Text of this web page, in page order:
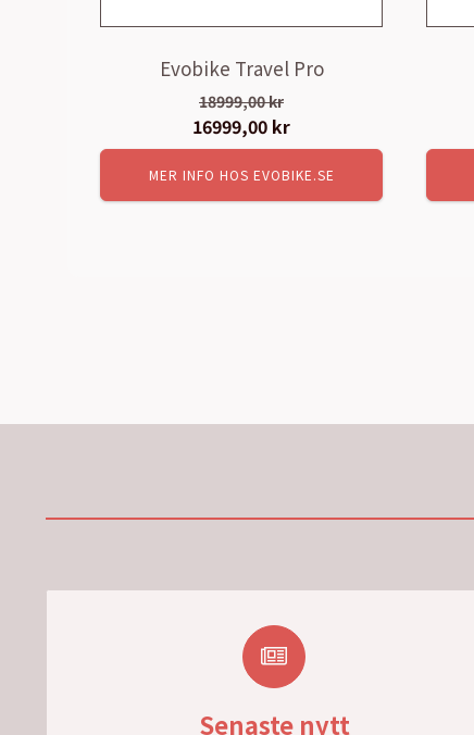
Evobike Travel Pro
18999,00kr
Det
ursprungliga
priset
var:
16999,00 kr
nuvarande
priset
är:
MER INFO HOS EVOBIKE.SE
Senaste nytt